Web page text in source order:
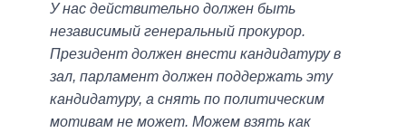
У нас действительно должен быть
независимый генеральный прокурор.
Президент должен внести кандидатуру в
зал, парламент должен поддержать эту
кандидатуру, а снять по политическим
мотивам не может. Можем взять как